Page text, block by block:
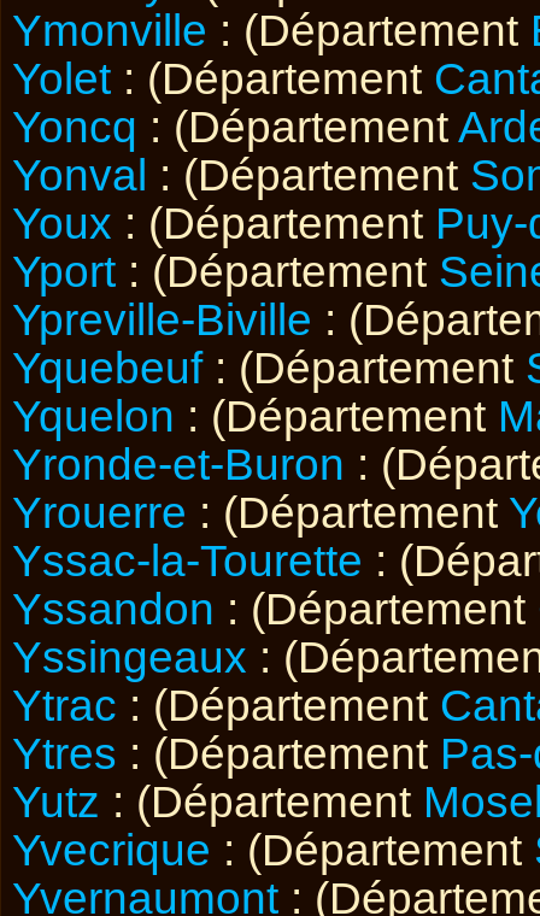
Ymonville : (Département
Yolet : (Département
Yoncq : (Département
Yonval : (Département
Youx : (Département
Yport : (Département
Ypreville-Biville :
Yquebeuf: (Département
Yquelon : (Département
Yronde-et-Buron :
Yrouerre : (Département
Yssac-la-Tourette :
Yssandon : (Département
Yssingeaux :
Ytrac : (Département
Ytres : (Département
Yutz : (Département
Yvecrique : (Département
Yvernaumont :